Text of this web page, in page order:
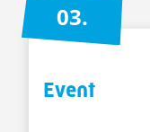
03.
Event